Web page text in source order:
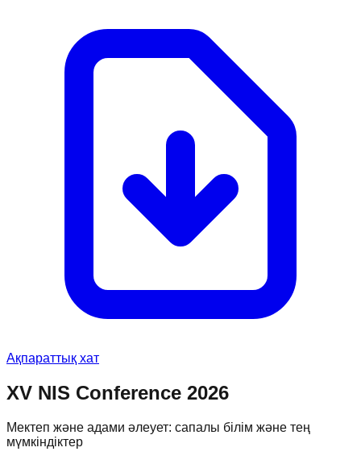
Ақпараттық хат
XV NIS Conference 2026
Мектеп және адами әлеует: сапалы білім және тең
мүмкіндіктер